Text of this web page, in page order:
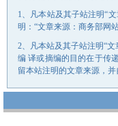
1、凡本站及其子站注明“
明：“文章来源：商务部网站
2、凡本站及其子站注明“
编 译或摘编的目的在于传
留本站注明的文章来源，并